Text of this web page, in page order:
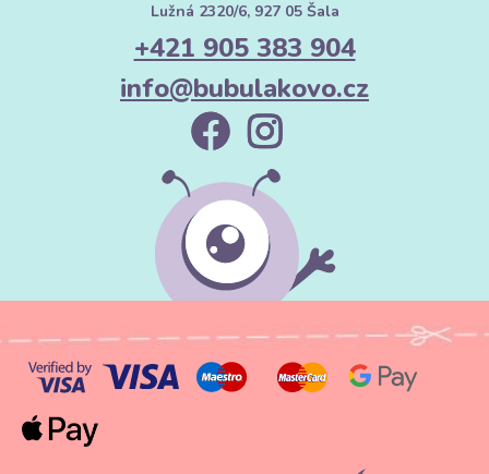
Lužná 2320/6, 927 05 Šala
+421 905 383 904
info@bubulakovo.cz